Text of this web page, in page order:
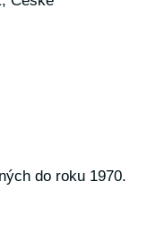
do roku 1970.